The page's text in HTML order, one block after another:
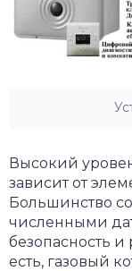
Высокий
зависит от
Большинство
численными
безопасность и
есть, газовый